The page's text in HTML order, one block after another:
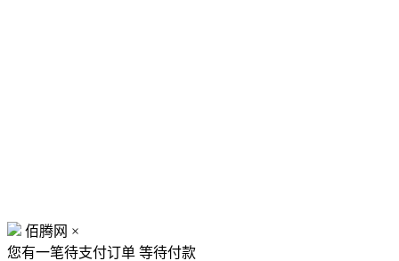
佰腾网 ×
您有一笔待支付订单 等待付款